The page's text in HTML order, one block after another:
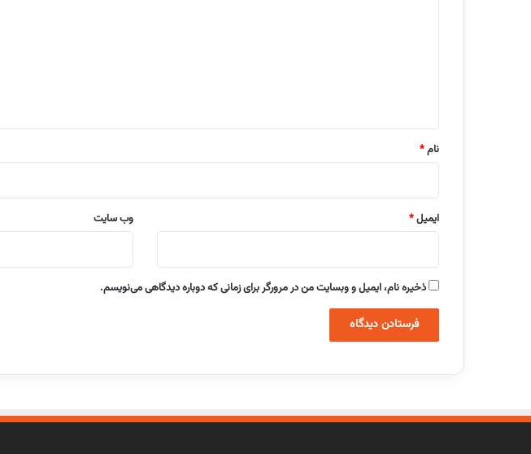
نام*
ایمیل* وب‌ سایت
ذخیره نام، ایمیل و وبسایت من در مرورگر برای زمانی که دوباره دیدگاهی می‌نویسم.